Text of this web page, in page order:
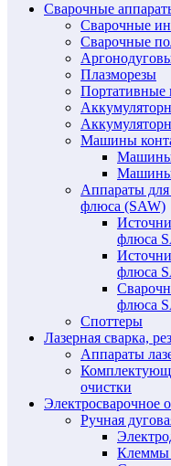
Сварочные
Сварочные
Сварочные
Плазморезы
Портативные
Машины
Машины
Машины
Аппараты для
флюса (SAW)
флюса
флюса
флюса
Споттеры
Лазерная сварка,
Аппараты
очистки
Электросварочное
Ручная
Клеммы